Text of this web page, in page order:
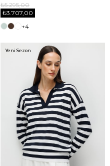
₺3.707,00
₺5.295,00
+4
Yeni Sezon